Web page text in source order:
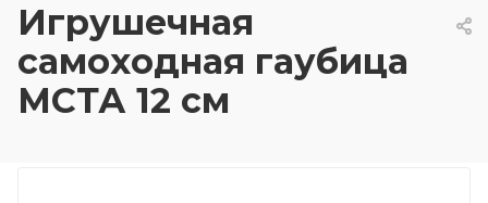
Игрушечная
самоходная гаубица
МСТА 12 см